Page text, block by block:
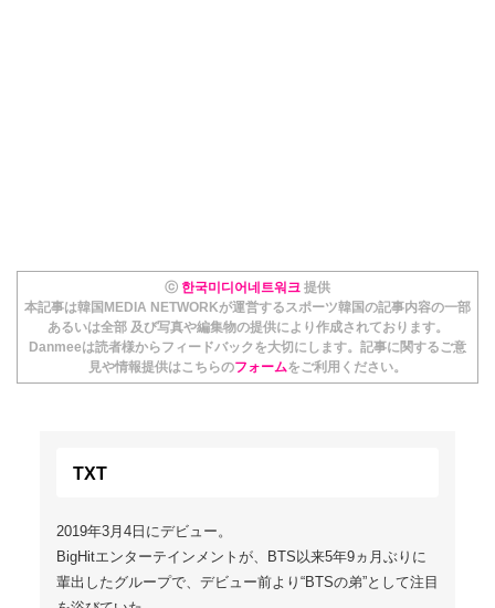
ⓒ 한국미디어네트워크 提供
本記事は韓国MEDIA NETWORKが運営するスポーツ韓国の記事内容の一部
あるいは全部 及び写真や編集物の提供により作成されております。
Danmeeは読者様からフィードバックを大切にします。記事に関するご意
見や情報提供はこちらのフォームをご利用ください。
TXT
2019年3月4日にデビュー。
BigHitエンターテインメントが、BTS以来5年9ヵ月ぶりに
輩出したグループで、デビュー前より“BTSの弟”として注目